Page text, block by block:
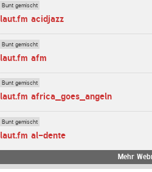
Bunt gemischt
laut.fm acidjazz
Bunt gemischt
laut.fm afm
Bunt gemischt
laut.fm africa_goes_angeln
Bunt gemischt
laut.fm al-dente
Mehr